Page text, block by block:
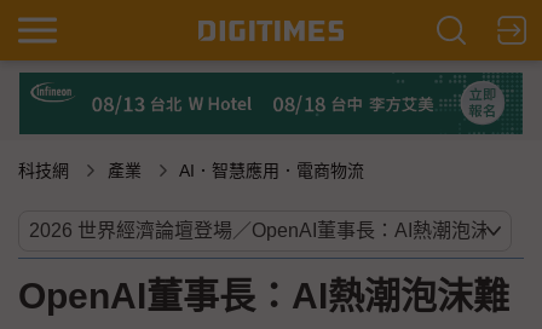
科技網 產業 AI．智慧應用．電商物流
OpenAI董事長：AI熱潮泡沫難